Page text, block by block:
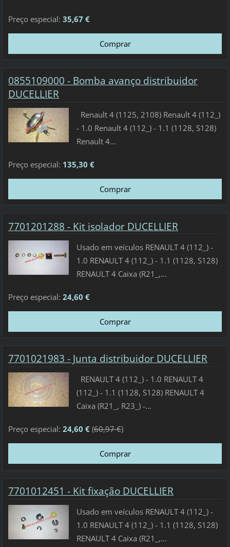
Preço especial: 35,67 €
0855109000 - Bomba avanço distribuidor
DUCELLIER
Renault 4 (1125, 2108) Renault 4 (112_)
- 1.0 Renault 4 (112_) - 1.1 (1128, S128)
Renault 4...
Preço especial: 135,30 €
7701201288 - Kit isolador DUCELLIER
Usado em veículos RENAULT 4 (112_) -
1.0 RENAULT 4 (112_) - 1.1 (1128, S128)
RENAULT 4 Caixa (R21_,...
Preço especial: 24,60 €
7701021983 - Junta distribuidor DUCELLIER
RENAULT 4 (112_) - 1.0 RENAULT 4
(112_) - 1.1 (1128, S128) RENAULT 4
Caixa (R21_, R23_) -...
Preço especial: 24,60 €(60,97 €)
7701012451 - Kit fixação DUCELLIER
Usado em veículos RENAULT 4 (112_) -
1.0 RENAULT 4 (112_) - 1.1 (1128, S128)
RENAULT 4 Caixa (R21_,...